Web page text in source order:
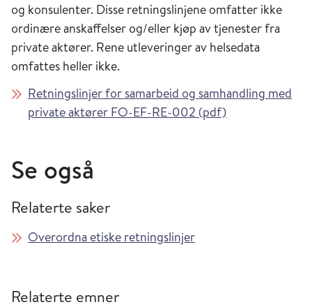
og konsulenter. Disse retningslinjene omfatter ikke
ordinære anskaffelser og/eller kjøp av tjenester fra
private aktører. Rene utleveringer av helsedata
omfattes heller ikke.
Retningslinjer for samarbeid og samhandling med
private aktører FO-EF-RE-002 (pdf)
Se også
Relaterte saker
Overordna etiske retningslinjer
Relaterte emner